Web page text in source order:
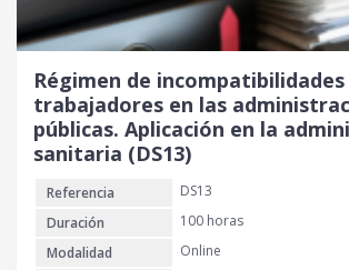
Régimen de
trabajadores en las
públicas. Aplicación en la
sanitaria (DS13)
Referencia
DS13
Duración
100 horas
Modalidad
Online